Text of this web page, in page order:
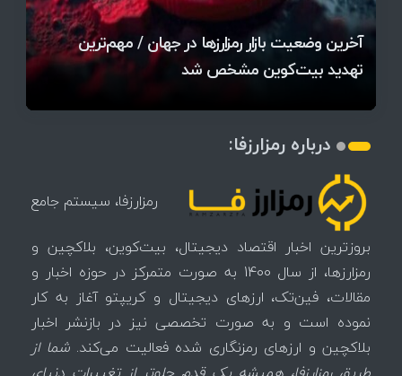
چرا سرعت تراکنش‌ها در اقتصاد دیجیتال اهمیت دارد؟
آخرین وضعیت بازار رمزارزها در جهان / مهم‌ترین
تهدید بیت‌کوین مشخص شد
اتفاق تاریخی در بازار رمزارزها / بیت‌کوین سبز شد
قیمت تتر، بیت‌کوین و اتریوم امروز دوشنبه ۵ مرداد
۱۴۰۵ | بیت‌کوین این مرز را از دست بدهد، همه‌چیز
تغییر می‌کند
رقابت پنهان دولت‌ها بر سر بیت‌کوین/ ۱۰ کشور برتر
کدامند؟
اتفاق مهم در بازار رمزارزها / بیت‌کوین وارد فاز تازه شد
تازه‌ترین رسوایی ارز دیجیتال؛ شکایت میلیاردی روی
میز / ۶۲۲ بیت‌کوین کجا رفت؟
بحران بدهی شرکت‌ها و خطر فروش اجباری میلیاردها
دلار بیت‌کوین
درباره رمزارزفا:
رمزارزفا، سیستم جامع
بروزترین اخبار اقتصاد دیجیتال، بیت‌کوین، بلاکچین و
رمزارزها، از سال 1400 به صورت متمرکز در حوزه اخبار و
مقالات، فین‌تک، ارزهای‌ دیجیتال و کریپتو آغاز به کار
نموده است و به صورت تخصصی نیز در بازنشر اخبار
بلاکچین و ارزهای رمزنگاری شده فعالیت می‌کند.شما از